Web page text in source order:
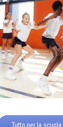
Tutto per la scuola